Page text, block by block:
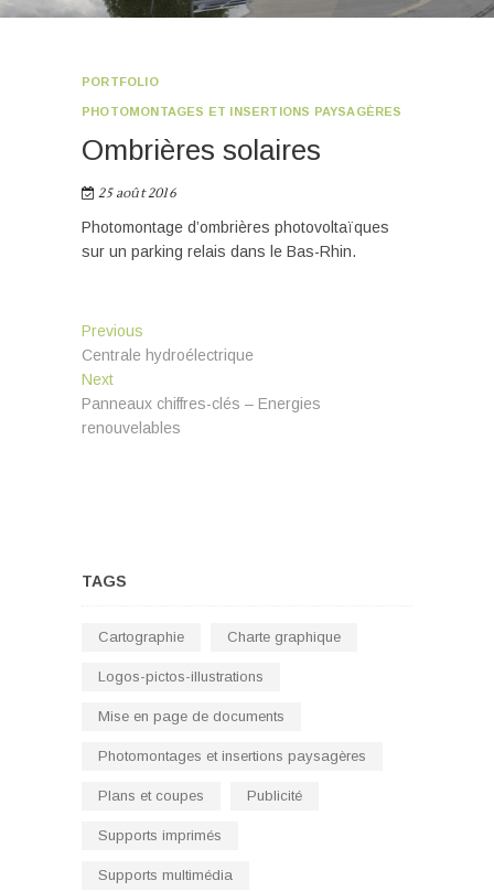
PORTFOLIO
PHOTOMONTAGES ET INSERTIONS PAYSAGÈRES
Ombrières solaires
25 août 2016
Photomontage d’ombrières photovoltaïques
sur un parking relais dans le Bas-Rhin.
Navigation
de
l’article
Previous
post:
Centrale hydroélectrique
NextNext
post:
Panneaux chiffres-clés – Energies
renouvelables
TAGS
Cartographie Charte graphique
Logos-pictos-illustrations
Mise en page de documents
Photomontages et insertions paysagères
Plans et coupes Publicité
Supports imprimés
Supports multimédia